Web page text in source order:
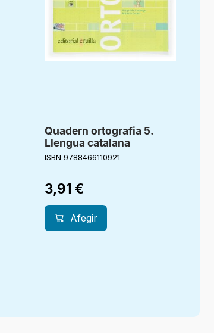
Quadern ortografia 5.
Llengua catalana
ISBN 9788466110921
3,91 €
Afegir